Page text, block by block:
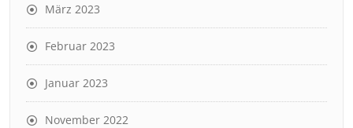
März 2023
Februar 2023
Januar 2023
November 2022